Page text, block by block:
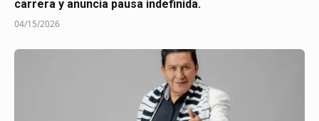
carrera y anuncia pausa indefinida.
04/15/2026